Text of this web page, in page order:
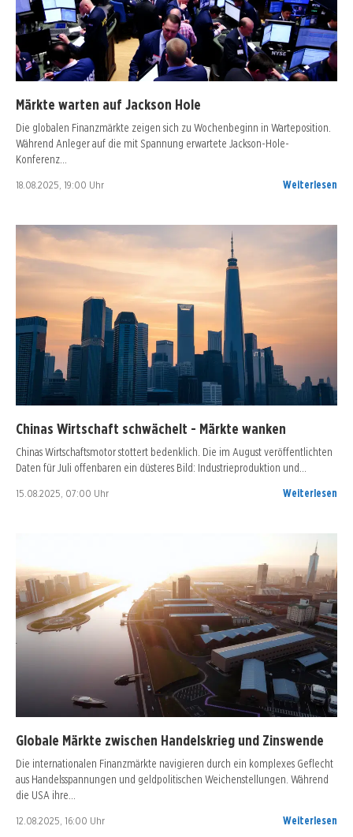
Märkte warten auf Jackson Hole
Die globalen Finanzmärkte zeigen sich zu Wochenbeginn in Warteposition.
Während Anleger auf die mit Spannung erwartete Jackson-Hole-
Konferenz…
18.08.2025, 19:00 Uhr Weiterlesen
Chinas Wirtschaft schwächelt - Märkte wanken
Chinas Wirtschaftsmotor stottert bedenklich. Die im August veröffentlichten
Daten für Juli offenbaren ein düsteres Bild: Industrieproduktion und…
15.08.2025, 07:00 Uhr Weiterlesen
Globale Märkte zwischen Handelskrieg und Zinswende
Die internationalen Finanzmärkte navigieren durch ein komplexes Geflecht
aus Handelsspannungen und geldpolitischen Weichenstellungen. Während
die USA ihre…
12.08.2025, 16:00 Uhr Weiterlesen